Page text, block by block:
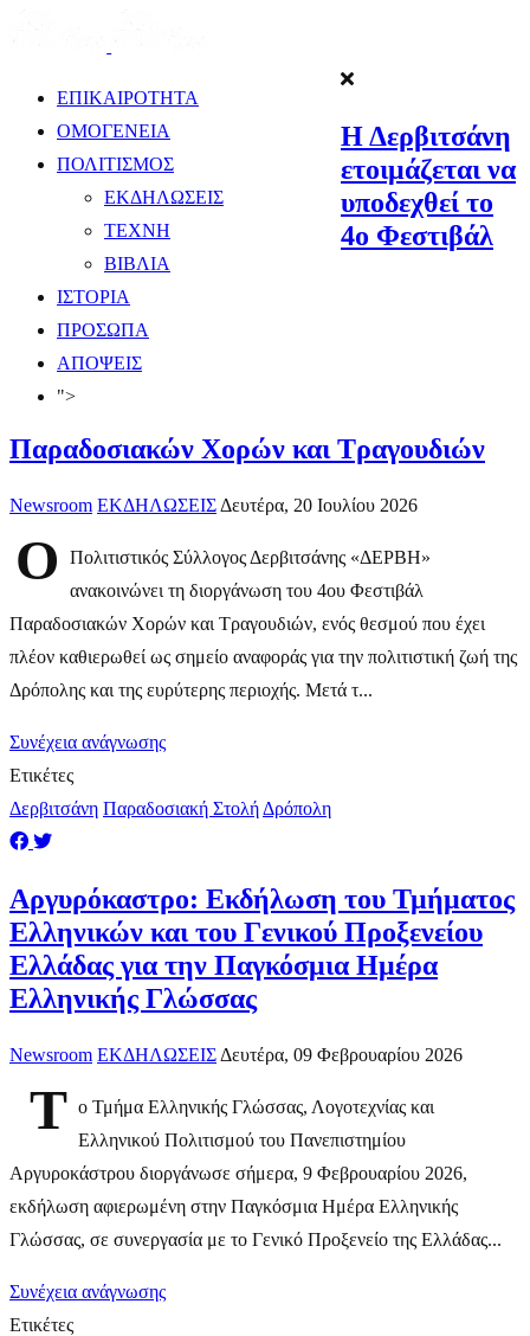
ΕΠΙΚΑΙΡΟΤΗΤΑ
ΟΜΟΓΕΝΕΙΑ
ΠΟΛΙΤΙΣΜΟΣ
ΕΚΔΗΛΩΣΕΙΣ
ΤΕΧΝΗ
ΒΙΒΛΙΑ
ΙΣΤΟΡΙΑ
ΠΡΟΣΩΠΑ
ΑΠΟΨΕΙΣ
">
Η Δερβιτσάνη
ετοιμάζεται να
υποδεχθεί το
4ο Φεστιβάλ
Παραδοσιακών Χορών και Τραγουδιών
Newsroom ΕΚΔΗΛΩΣΕΙΣ Δευτέρα, 20 Ιουλίου 2026
Ο
Πολιτιστικός Σύλλογος Δερβιτσάνης «ΔΕΡΒΗ»
ανακοινώνει τη διοργάνωση του 4ου Φεστιβάλ
Παραδοσιακών Χορών και Τραγουδιών, ενός θεσμού που έχει
πλέον καθιερωθεί ως σημείο αναφοράς για την πολιτιστική ζωή της
Δρόπολης και της ευρύτερης περιοχής. Μετά τ...
Συνέχεια ανάγνωσης
Ετικέτες
Δερβιτσάνη Παραδοσιακή Στολή Δρόπολη
Αργυρόκαστρο: Εκδήλωση του Τμήματος
Ελληνικών και του Γενικού Προξενείου
Ελλάδας για την Παγκόσμια Ημέρα
Ελληνικής Γλώσσας
Newsroom ΕΚΔΗΛΩΣΕΙΣ Δευτέρα, 09 Φεβρουαρίου 2026
Τ ο Τμήμα Ελληνικής Γλώσσας, Λογοτεχνίας και
Ελληνικού Πολιτισμού του Πανεπιστημίου
Αργυροκάστρου διοργάνωσε σήμερα, 9 Φεβρουαρίου 2026,
εκδήλωση αφιερωμένη στην Παγκόσμια Ημέρα Ελληνικής
Γλώσσας, σε συνεργασία με το Γενικό Προξενείο της Ελλάδας...
Συνέχεια ανάγνωσης
Ετικέτες